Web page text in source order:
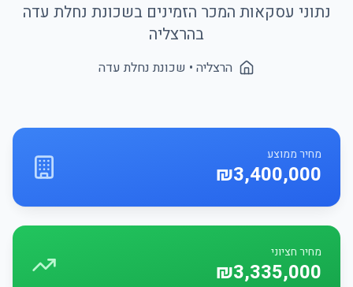
נתוני עסקאות המכר הזמינים בשכונת נחלת עדה
בהרצליה
הרצליה • שכונת נחלת עדה
מחיר ממוצע
₪3,400,000
מחיר חציוני
₪3,335,000